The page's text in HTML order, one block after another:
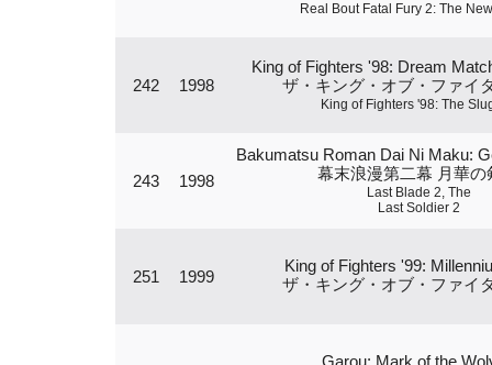
Real Bout Fatal Fury 2: The
242 1998
King of Fighters '98: Dream
ザ・キング・オブ・ファイ
King of Fighters '98: The
243 1998
Bakumatsu Roman Dai Ni Maku:
幕末浪漫第二幕 月華の
Last Blade 2, The
Last Soldier 2
251 1999
King of Fighters '99:
ザ・キング・オブ・ファイ
Garou: Mark of the